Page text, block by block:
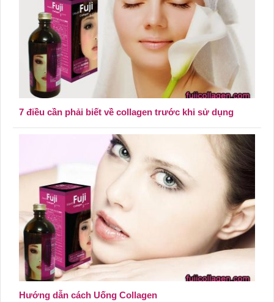
7 điều cần phải biết về collagen trước khi sử dụng
Hướng dẫn cách Uống Collagen